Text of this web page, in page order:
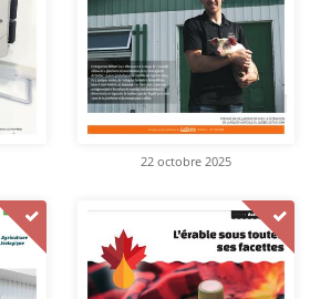
22 octobre 2025